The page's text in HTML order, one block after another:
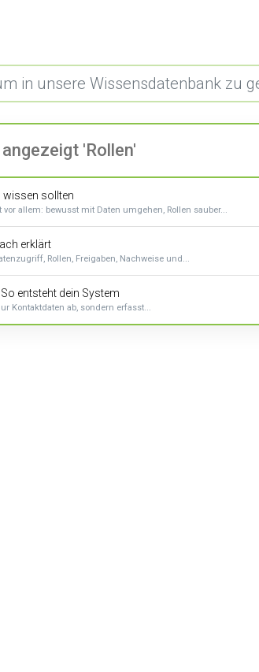
'Rollen'
wissen sollten
allem: bewusst mit Daten umgehen, Rollen sauber...
erklärt
Rollen, Freigaben, Nachweise und...
entsteht dein System
Kontaktdaten ab, sondern erfasst...